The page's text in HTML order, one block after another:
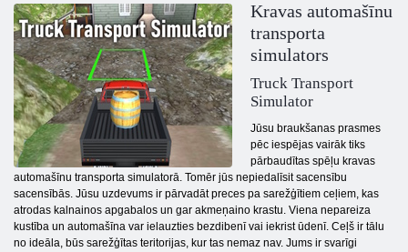
Kravas automašīnu
transporta
simulators
Truck Transport
Simulator
Jūsu braukšanas prasmes
pēc iespējas vairāk tiks
pārbaudītas spēļu kravas
automašīnu transporta simulatorā. Tomēr jūs nepiedalīsit sacensību
sacensībās. Jūsu uzdevums ir pārvadāt preces pa sarežģītiem ceļiem, kas
atrodas kalnainos apgabalos un gar akmeņaino krastu. Viena nepareiza
kustība un automašīna var ielauzties bezdibenī vai iekrist ūdenī. Ceļš ir tālu
no ideāla, būs sarežģītas teritorijas, kur tas nemaz nav. Jums ir svarīgi